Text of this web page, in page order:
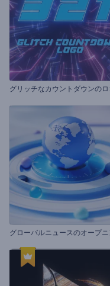
グリッチなカウントダウンの